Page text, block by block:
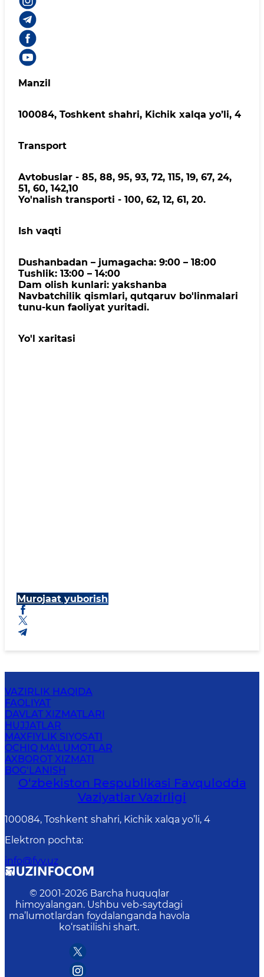
Manzil
100084, Toshkent shahri, Kichik xalqa yo’li, 4
Transport
Avtobuslar - 85, 88, 95, 93, 72, 115, 19, 67, 24,
51, 60, 142,10
Yo'nalish transporti - 100, 62, 12, 61, 20.
Ish vaqti
Dushanbadan – jumagacha: 9:00 – 18:00
Tushlik: 13:00 – 14:00
Dam olish kunlari: yakshanba
Navbatchilik qismlari, qutqaruv bo'linmalari
tunu-kun faoliyat yuritadi.
Yo'l xaritasi
Murojaat yuborish
VAZIRLIK HAQIDA
FAOLIYAT
DAVLAT XIZMATLARI
HUJJATLAR
MAXFIYLIK SIYOSATI
OCHIQ MA'LUMOTLAR
AXBOROT XIZMATI
BOG‘LANISH
O‘zbеkistоn Rеspublikаsi Favqulodda
Vaziyatlar Vazirligi
100084, Toshkent shahri, Kichik xalqa yo’li, 4
Elektron pochta:
info@fvv.uz
© 2001-2026 Barcha huquqlar
himoyalangan. Ushbu veb-saytdagi
ma’lumotlardan foydalanganda havola
ko‘rsatilishi shart.